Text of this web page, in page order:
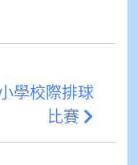
學校際排球
比賽